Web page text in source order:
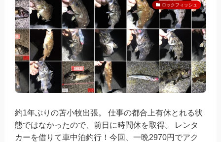
ロックフィッシュ
約1年ぶりの苫小牧出張。 仕事の都合上有休とれる状
態ではなかったので、前日に時間休を取得。 レンタ
カーを借りて車中泊釣行！今回、一晩2970円でアク